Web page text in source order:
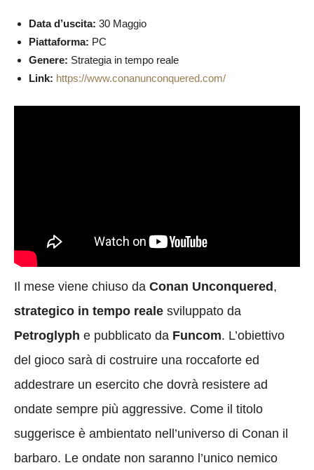
Data d’uscita: 30 Maggio
Piattaforma: PC
Genere: Strategia in tempo reale
Link: https://www.conanunconquered.com/
Il mese viene chiuso da Conan Unconquered ,
strategico in tempo reale sviluppato da
Petroglyph e pubblicato da Funcom. L’obiettivo
del gioco sarà di costruire una roccaforte ed
addestrare un esercito che dovrà resistere ad
ondate sempre più aggressive. Come il titolo
suggerisce è ambientato nell’universo di Conan il
barbaro. Le ondate non saranno l’unico nemico